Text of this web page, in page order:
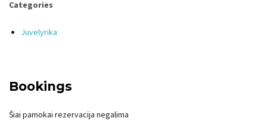
Categories
Juvelyrika
Bookings
Šiai pamokai rezervacija negalima